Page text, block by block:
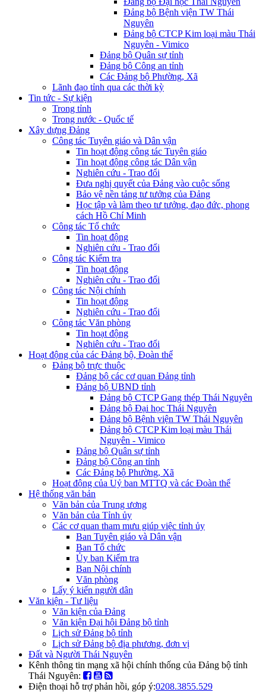
Đảng bộ Bệnh viện TW Thái
Nguyên
Đảng bộ CTCP Kim loại màu Thái
Nguyên - Vimico
Đảng bộ Quân sự tỉnh
Đảng bộ Công an tỉnh
Các Đảng bộ Phường, Xã
Lãnh đạo tỉnh qua các thời kỳ
Tin tức - Sự kiện
Trong tỉnh
Trong nước - Quốc tế
Xây dựng Đảng
Công tác Tuyên giáo và Dân vận
Tin hoạt động công tác Tuyên giáo
Tin hoạt động công tác Dân vận
Nghiên cứu - Trao đổi
Đưa nghị quyết của Đảng vào cuộc sống
Bảo vệ nền tảng tư tưởng của Đảng
Học tập và làm theo tư tưởng, đạo đức, phong
cách Hồ Chí Minh
Công tác Tổ chức
Tin hoạt động
Nghiên cứu - Trao đổi
Công tác Kiểm tra
Tin hoạt động
Nghiên cứu - Trao đổi
Công tác Nội chính
Tin hoạt động
Nghiên cứu - Trao đổi
Công tác Văn phòng
Tin hoạt động
Nghiên cứu - Trao đổi
Hoạt động của các Đảng bộ, Đoàn thể
Đảng bộ trực thuộc
Đảng bộ các cơ quan Đảng tỉnh
Đảng bộ UBND tỉnh
Đảng bộ CTCP Gang thép Thái Nguyên
Đảng bộ Đại học Thái Nguyên
Đảng bộ Bệnh viện TW Thái Nguyên
Đảng bộ CTCP Kim loại màu Thái
Nguyên - Vimico
Đảng bộ Quân sự tỉnh
Đảng bộ Công an tỉnh
Các Đảng bộ Phường, Xã
Hoạt động của Uỷ ban MTTQ và các Đoàn thể
Hệ thống văn bản
Văn bản của Trung ương
Văn bản của Tỉnh ủy
Các cơ quan tham mưu giúp việc tỉnh ủy
Ban Tuyên giáo và Dân vận
Ban Tổ chức
Ủy ban Kiểm tra
Ban Nội chính
Văn phòng
Lấy ý kiến người dân
Văn kiện - Tư liệu
Văn kiện của Đảng
Văn kiện Đại hội Đảng bộ tỉnh
Lịch sử Đảng bộ tỉnh
Lịch sử Đảng bộ địa phương, đơn vị
Đất và Người Thái Nguyên
Kênh thông tin mạng xã hội chính thống của Đảng bộ tỉnh
Thái Nguyên:
Điện thoại hỗ trợ phản hồi, góp ý:0208.3855.529